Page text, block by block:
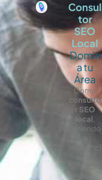
Consul
tor
SEO
Local
Domin
a tu
Área
Como
consulto
r SEO
local,
entiendo
relevanci